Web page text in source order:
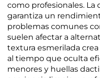
como profesionales.
garantiza un
problemas comunes
suelen afectar a
textura esmerilada
al tiempo que oculta
menores y huellas